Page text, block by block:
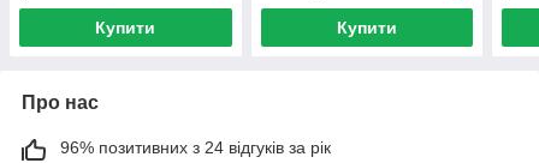
Купити Купити
Про нас
96% позитивних з 24 відгуків за рік